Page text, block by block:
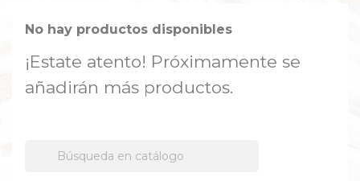
No hay productos disponibles
¡Estate atento! Próximamente se
añadirán más productos.